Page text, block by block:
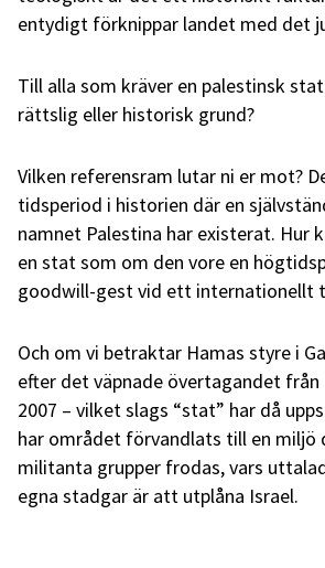
entydigt förknippar landet med det
Till alla som kräver en palestinsk
rättslig eller historisk grund?
Vilken referensram lutar ni er mot?
tidsperiod i historien där en
namnet Palestina har existerat. Hur
en stat som om den vore en
goodwill-gest vid ett internationellt
Och om vi betraktar Hamas styre i
efter det väpnade övertagandet från
2007 – vilket slags “stat” har då
har området förvandlats till en miljö
militanta grupper frodas, vars
egna stadgar är att utplåna Israel.